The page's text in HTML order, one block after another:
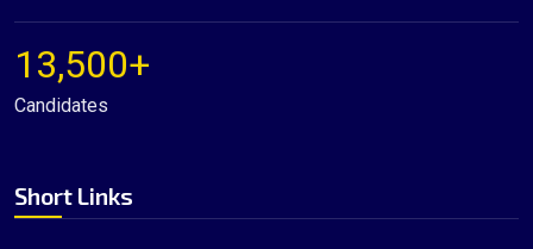
Short Links
13,500+
Candidates